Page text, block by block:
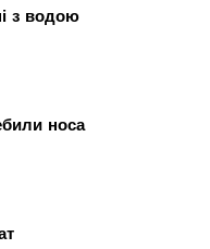
з водою
носа